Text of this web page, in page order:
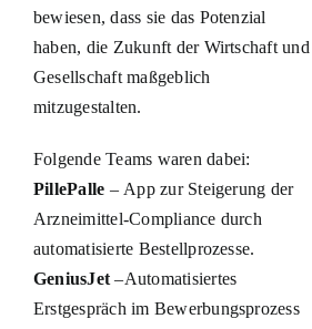
bewiesen, dass sie das Potenzial
haben, die Zukunft der Wirtschaft und
Gesellschaft maßgeblich
mitzugestalten.
Folgende Teams waren dabei:
PillePalle – App zur Steigerung der
Arzneimittel-Compliance durch
automatisierte Bestellprozesse.
GeniusJet –Automatisiertes
Erstgespräch im Bewerbungsprozess